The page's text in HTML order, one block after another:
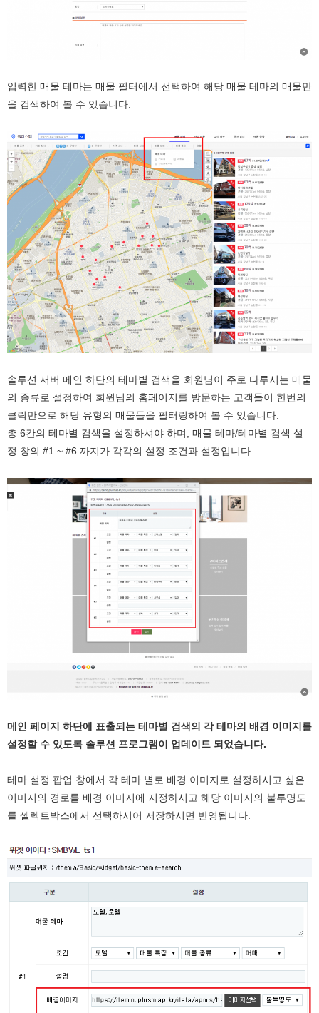
입력한 매물 테마는 매물 필터에서 선택하여 해당 매물 테마의 매물만
을 검색하여 볼 수 있습니다.
솔루션 서버 메인 하단의 테마별 검색을 회원님이 주로 다루시는 매물
의 종류로 설정하여 회원님의 홈페이지를 방문하는 고객들이 한번의
클릭만으로 해당 유형의 매물들을 필터링하여 볼 수 있습니다.
총 6칸의 테마별 검색을 설정하셔야 하며, 매물 테마/테마별 검색 설
정 창의 #1 ~ #6 까지가 각각의 설정 조건과 설정입니다.
메인 페이지 하단에 표출되는 테마별 검색의 각 테마의 배경 이미지를
설정할 수 있도록 솔루션 프로그램이 업데이트 되었습니다.
테마 설정 팝업 창에서 각 테마 별로 배경 이미지로 설정하시고 싶은
이미지의 경로를 배경 이미지에 지정하시고 해당 이미지의 불투명도
를 셀렉트박스에서 선택하시어 저장하시면 반영됩니다.